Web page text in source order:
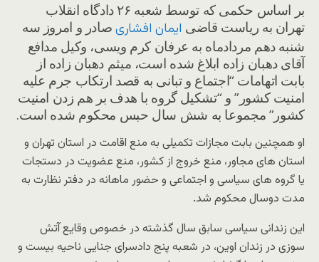
بر اساس حکمی که توسط شعبه ۲۶ دادگاه انقلاب
تهران به ریاست قاضی ایمان افشاری صادر و امروز سه
شنبه دهم مردادماه به عرفان کرم ویسی، وکیل مدافع
آقای دهبان زاده ابلاغ شده است، میثم دهبان زاده از
بابت اتهامات “اجتماع و تبانی به قصد ارتکاب جرم علیه
امنیت کشور” و “تشکیل گروه با هدف بر هم زدن امنیت
کشور” مجموعا به شش سال حبس محکوم شده است.
او همچنین بابت مجازات تکمیلی به منع اقامت در استان تهران و
استان های مجاور، منع خروج از کشور، منع عضویت در دستجات
یا گروه های سیاسی و اجتماعی و حضور ماهانه در دفتر نظارت به
مدت دوسال محکوم شد.
این زندانی سیاسی سابق سال گذشته در خصوص وقایع آتش
سوزی در زندان اوین، در شعبه پنج دادسرای جنایی ناحیه بیست و